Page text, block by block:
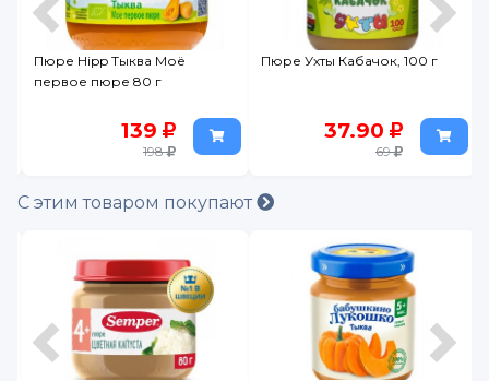
Пюре Hipp Тыква Моё
первое пюре 80 г
139
198
Пюре Ухты Кабачок, 100 г
37.90
69
С этим товаром покупают